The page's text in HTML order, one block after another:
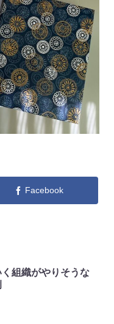
Facebook
組織がやりそうな